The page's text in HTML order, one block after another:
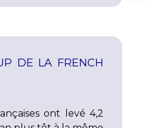
DE LA FRENCH
ont levé 4,2